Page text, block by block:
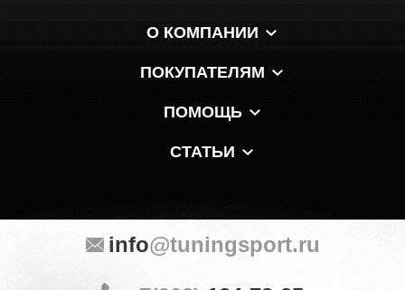
О КОМПАНИИ
ПОКУПАТЕЛЯМ
ПОМОЩЬ
СТАТЬИ
info@tuningsport.ru